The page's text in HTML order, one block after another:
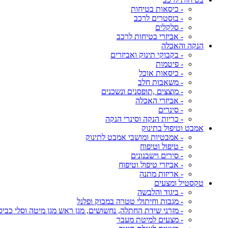
- כיסאות בטיחות
- בוסטרים לרכב
- סלקלים
- אביזרי בטיחות לרכב
הנקה והאכלה
- בקבוקי תינוק ואביזרים
- פיטמות
- כיסאות אוכל
- משאבות חלב
- מוצצים ,תופסנים ונשכנים
- אביזרי האכלה
- סינרים
- כריות הנקה וסינרי הנקה
אמבט וטיפול בתינוק
- אמבטיות ומושבי אמבט לתינוק
- טיפול וטיפוח
- סירים וישבנונים
- אביזרי טיפול וטיפוח
- אריזות מתנה
טקסטיל ומצעים
- ביגוד והלבשה
- מגבות וחיתולי טטרה במבוק ופלנל
- מזרני שידת החתלה, נחשושים, מגן ראש מגן מיטה וסלי
- מצעים למיטת מעבר